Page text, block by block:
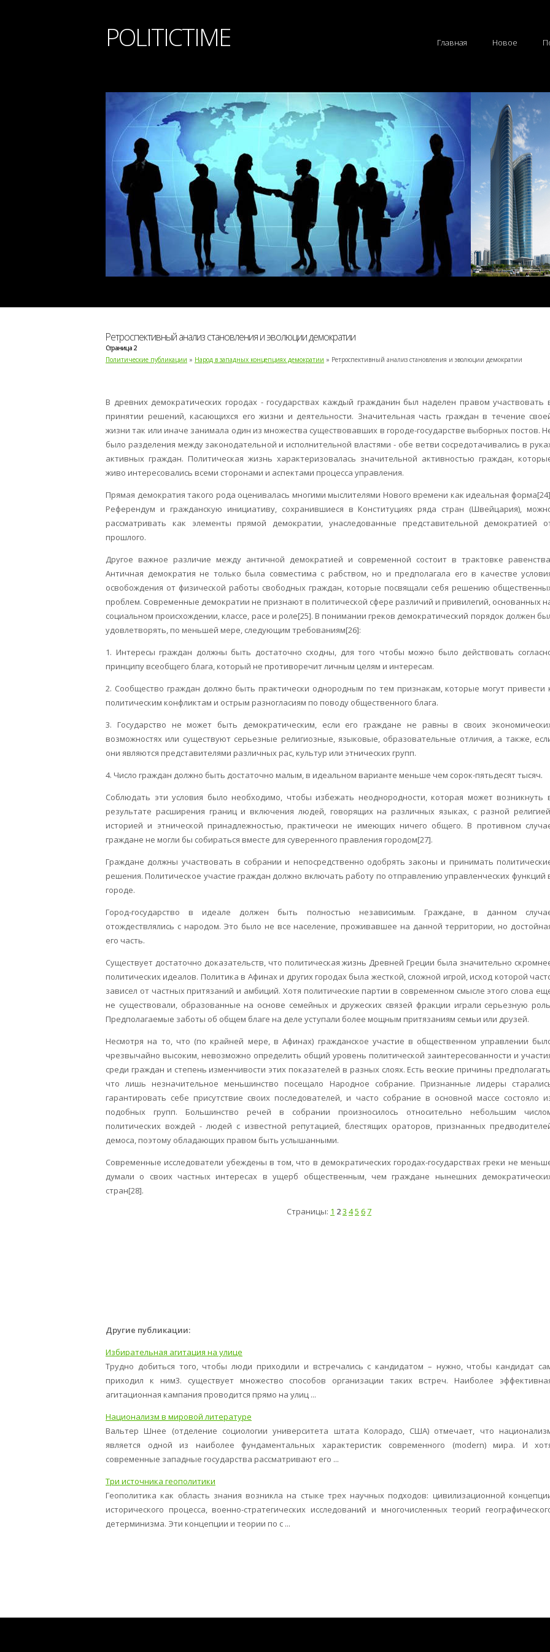
POLITICTIME Главная Новое
Ретроспективный анализ становления и эволюции демократии
Страница 2
Политические публикации » Народ в западных концепциях демократии » Ретроспективный анализ становления и эволюции демократии
В древних демократических городах - государствах каждый гражданин был наделен правом участвовать
принятии решений, касающихся его жизни и деятельности. Значительная часть граждан в течение
жизни так или иначе занимала один из множества существовавших в городе-государстве выборных постов.
было разделения между законодательной и исполнительной властями - обе ветви сосредотачивались в
активных граждан. Политическая жизнь характеризовалась значительной активностью граждан,
живо интересовались всеми сторонами и аспектами процесса управления.
Прямая демократия такого рода оценивалась многими мыслителями Нового времени как идеальная
Референдум и гражданскую инициативу, сохранившиеся в Конституциях ряда стран (Швейцария),
рассматривать как элементы прямой демократии, унаследованные представительной демократией
прошлого.
Другое важное различие между античной демократией и современной состоит в трактовке
Античная демократия не только была совместима с рабством, но и предполагала его в качестве
освобождения от физической работы свободных граждан, которые посвящали себя решению
проблем. Современные демократии не признают в политической сфере различий и привилегий, основанных
социальном происхождении, классе, расе и роле[25]. В понимании греков демократический порядок должен
удовлетворять, по меньшей мере, следующим требованиям[26]:
1. Интересы граждан должны быть достаточно сходны, для того чтобы можно было действовать
принципу всеобщего блага, который не противоречит личным целям и интересам.
2. Сообщество граждан должно быть практически однородным по тем признакам, которые могут привести
политическим конфликтам и острым разногласиям по поводу общественного блага.
3. Государство не может быть демократическим, если его граждане не равны в своих
возможностях или существуют серьезные религиозные, языковые, образовательные отличия, а также,
они являются представителями различных рас, культур или этнических групп.
4. Число граждан должно быть достаточно малым, в идеальном варианте меньше чем сорок-пятьдесят тысяч.
Соблюдать эти условия было необходимо, чтобы избежать неоднородности, которая может возникнуть
результате расширения границ и включения людей, говорящих на различных языках, с разной
историей и этнической принадлежностью, практически не имеющих ничего общего. В противном
граждане не могли бы собираться вместе для суверенного правления городом[27].
Граждане должны участвовать в собрании и непосредственно одобрять законы и принимать
решения. Политическое участие граждан должно включать работу по отправлению управленческих функций
городе.
Город-государство в идеале должен быть полностью независимым. Граждане, в данном
отождествлялись с народом. Это было не все население, проживавшее на данной территории, но
его часть.
Существует достаточно доказательств, что политическая жизнь Древней Греции была значительно
политических идеалов. Политика в Афинах и других городах была жесткой, сложной игрой, исход которой
зависел от частных притязаний и амбиций. Хотя политические партии в современном смысле этого слова
не существовали, образованные на основе семейных и дружеских связей фракции играли серьезную
Предполагаемые заботы об общем благе на деле уступали более мощным притязаниям семьи или друзей.
Несмотря на то, что (по крайней мере, в Афинах) гражданское участие в общественном управлении
чрезвычайно высоким, невозможно определить общий уровень политической заинтересованности и
среди граждан и степень изменчивости этих показателей в разных слоях. Есть веские причины
что лишь незначительное меньшинство посещало Народное собрание. Признанные лидеры
гарантировать себе присутствие своих последователей, и часто собрание в основной массе состояло
подобных групп. Большинство речей в собрании произносилось относительно небольшим
политических вождей - людей с известной репутацией, блестящих ораторов, признанных
демоса, поэтому обладающих правом быть услышанными.
Современные исследователи убеждены в том, что в демократических городах-государствах греки не
думали о своих частных интересах в ущерб общественным, чем граждане нынешних
стран[28].
Страницы: 1 23 45 67
Другие публикации:
Избирательная агитация на улице
Трудно добиться того, чтобы люди приходили и встречались с кандидатом – нужно, чтобы кандидат
приходил к ним3. существует множество способов организации таких встреч. Наиболее
агитационная кампания проводится прямо на улиц ...
Национализм в мировой литературе
Вальтер Шнее (отделение социологии университета штата Колорадо, США) отмечает, что
является одной из наиболее фундаментальных характеристик современного (modern) мира. И
современные западные государства рассматривают его ...
Три источника геополитики
Геополитика как область знания возникла на стыке трех научных подходов: цивилизационной
исторического процесса, военно-стратегических исследований и многочисленных теорий
детерминизма. Эти концепции и теории по с ...